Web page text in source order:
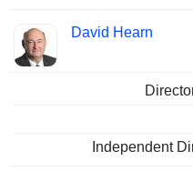
David Hearn
Independent